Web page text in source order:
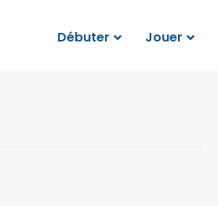
Débuter Jouer